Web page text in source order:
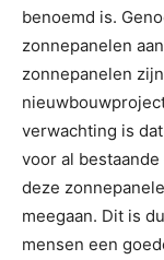
benoemd is.
zonnepanelen
zonnepanelen
verwachting is
voor al
deze
meegaan. Dit is
mensen een